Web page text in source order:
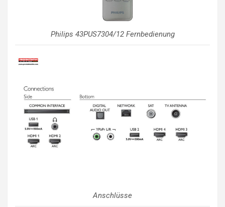
Philips 43PUS7304/12 Fernbedienung
Anschlüsse